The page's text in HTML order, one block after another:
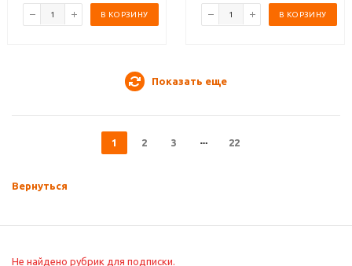
В КОРЗИНУ В КОРЗИНУ
Показать еще
1 2 3 22
Вернуться
Не найдено рубрик для подписки.